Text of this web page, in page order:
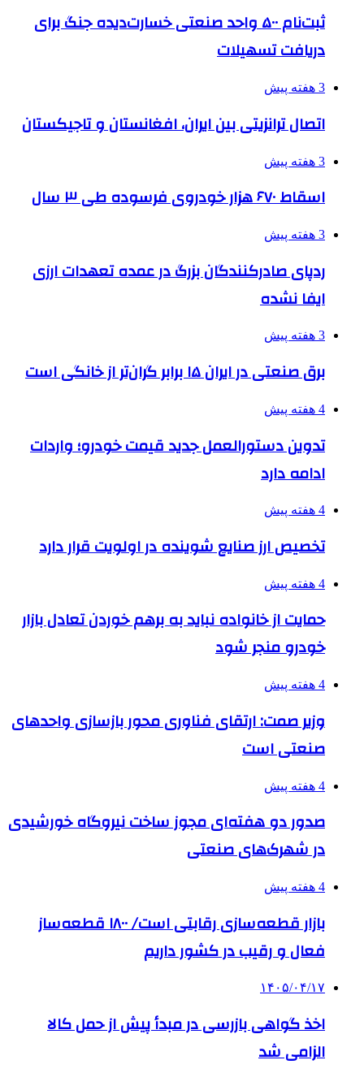
ثبت‌نام ۵۰۰ واحد صنعتی خسارت‌دیده جنگ برای
دریافت تسهیلات
3 هفته پیش
اتصال ترانزیتی بین ایران، افغانستان و تاجیکستان
3 هفته پیش
اسقاط ۶۷۰ هزار خودروی فرسوده طی ۳ سال
3 هفته پیش
ردپای صادرکنندگان بزرگ در عمده تعهدات ارزی
ایفا نشده
3 هفته پیش
برق صنعتی در ایران ۱۵ برابر گران‌تر از خانگی است
4 هفته پیش
تدوین دستورالعمل جدید قیمت خودرو؛ واردات
ادامه دارد
4 هفته پیش
تخصیص ارز صنایع شوینده در اولویت قرار دارد
4 هفته پیش
حمایت از خانواده نباید به برهم خوردن تعادل بازار
خودرو منجر شود
4 هفته پیش
وزیر صمت: ارتقای فناوری محور بازسازی واحدهای
صنعتی است
4 هفته پیش
صدور دو هفته‌ای مجوز ساخت نیروگاه خورشیدی
در شهرک‌های صنعتی
4 هفته پیش
بازار قطعه‌سازی رقابتی است/ ۱۸۰۰ قطعه‌ساز
فعال و رقیب در کشور داریم
۱۴۰۵/۰۴/۱۷
اخذ گواهی بازرسی در مبدأ پیش از حمل کالا
الزامی شد